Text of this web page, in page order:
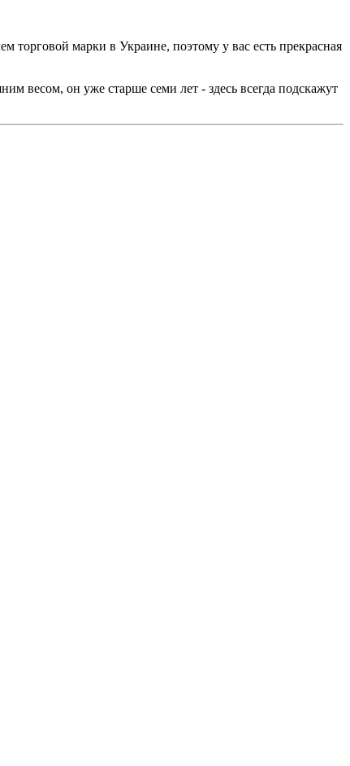
торговой марки в Украине, поэтому у вас есть прекрасная
весом, он уже старше семи лет - здесь всегда подскажут